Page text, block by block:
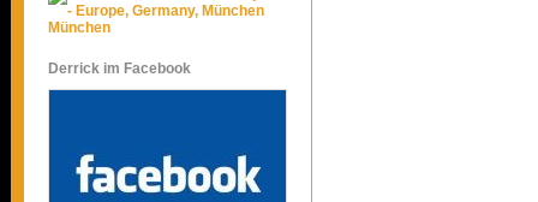
München
Derrick im Facebook